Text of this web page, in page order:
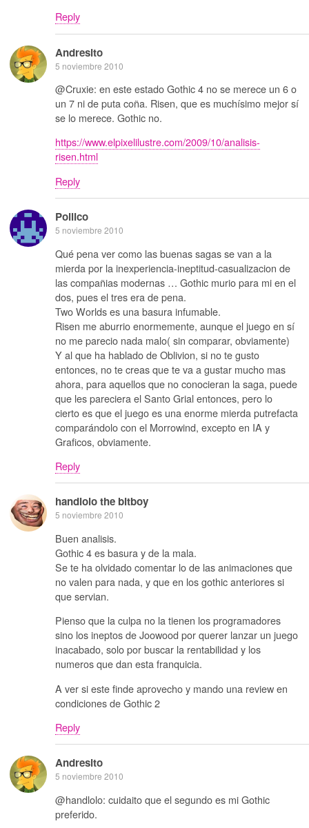
Reply
Andresito
5 noviembre 2010
@Cruxie: en este estado Gothic 4 no se merece un 6 o
un 7 ni de puta coña. Risen, que es muchísimo mejor sí
se lo merece. Gothic no.
https://www.elpixelilustre.com/2009/10/analisis-
risen.html
Reply
Pollico
5 noviembre 2010
Qué pena ver como las buenas sagas se van a la
mierda por la inexperiencia-ineptitud-casualizacion de
las compañias modernas … Gothic murio para mi en el
dos, pues el tres era de pena.
Two Worlds es una basura infumable.
Risen me aburrio enormemente, aunque el juego en sí
no me parecio nada malo( sin comparar, obviamente)
Y al que ha hablado de Oblivion, si no te gusto
entonces, no te creas que te va a gustar mucho mas
ahora, para aquellos que no conocieran la saga, puede
que les pareciera el Santo Grial entonces, pero lo
cierto es que el juego es una enorme mierda putrefacta
comparándolo con el Morrowind, excepto en IA y
Graficos, obviamente.
Reply
handlolo the bitboy
5 noviembre 2010
Buen analisis.
Gothic 4 es basura y de la mala.
Se te ha olvidado comentar lo de las animaciones que
no valen para nada, y que en los gothic anteriores si
que servian.
Pienso que la culpa no la tienen los programadores
sino los ineptos de Joowood por querer lanzar un juego
inacabado, solo por buscar la rentabilidad y los
numeros que dan esta franquicia.
A ver si este finde aprovecho y mando una review en
condiciones de Gothic 2
Reply
Andresito
5 noviembre 2010
@handlolo: cuidaito que el segundo es mi Gothic
preferido.